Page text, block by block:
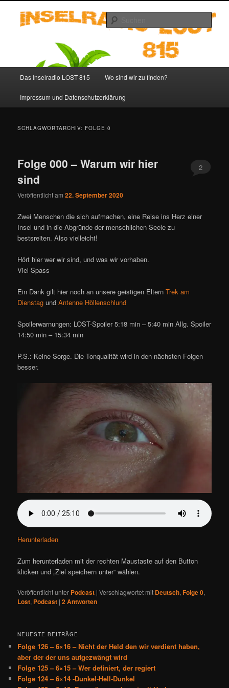
primären
sekundären
Inselradio LOST 815 – LOST
Podcast deutsch
Das Inselradio LOST 815 Wo sind wir zu finden?
Impressum und Datenschutzerklärung
SCHLAGWORTARCHIV: FOLGE 0
Folge 000 – Warum wir hier
sind
Veröffentlicht am22. September 2020
2
Zwei Menschen die sich aufmachen, eine Reise ins Herz einer
Insel und in die Abgründe der menschlichen Seele zu
bestsreiten. Also vielleicht!
Hört hier wer wir sind, und was wir vorhaben.
Viel Spass
Ein Dank gilt hier noch an unsere geistigen ElternTrek am
Dienstag und Antenne Höllenschlund
Spoilerwarnungen: LOST-Spoiler 5:18 min – 5:40 min Allg. Spoiler
14:50 min – 15:34 min
P.S.: Keine Sorge. Die Tonqualität wird in den nächsten Folgen
besser.
Herunterladen
Zum herunterladen mit der rechten Maustaste auf den Button
klicken und „Ziel speichern unter“ wählen.
Veröffentlicht unter Podcast |Verschlagwortet mit Deutsch,Folge 0,
Lost, Podcast |2Antworten
NEUESTE BEITRÄGE
Folge 126 – 6×16 – Nicht der Held den wir verdient haben,
aber der der uns aufgezwängt wird
Folge 125 – 6×15 – Wer definiert, der regiert
Folge 124 – 6×14 -Dunkel-Hell-Dunkel